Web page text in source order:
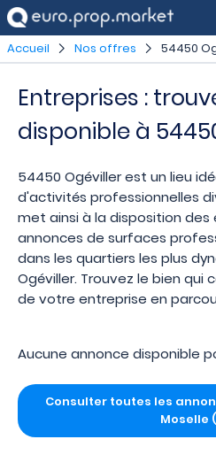
Accueil Nos offres 54450
Entreprises :
disponible à
54450 Ogéviller est un lieu
d'activités professionnelles
met ainsi à la disposition
annonces de surfaces
dans les quartiers les plus
Ogéviller. Trouvez le bien qui
de votre entreprise en
Aucune annonce disponible
Consulter toutes les
Moselle